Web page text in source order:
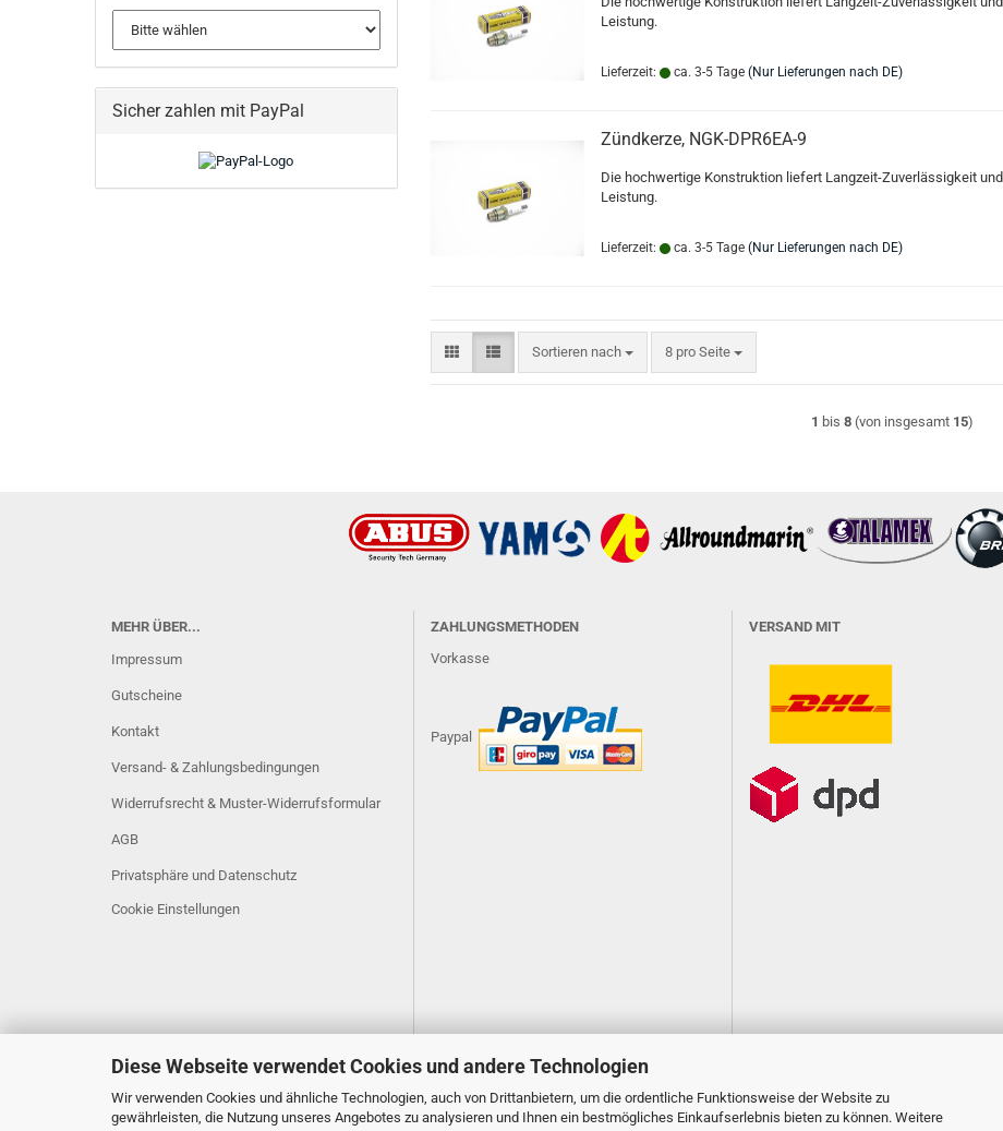
Diese Webseite verwendet Cookies und andere Technologien
Wir verwenden Cookies und ähnliche Technologien, auch von Drittanbietern, um die ordentliche Funktionsweise der Website zu
gewährleisten, die Nutzung unseres Angebotes zu analysieren und Ihnen ein bestmögliches Einkaufserlebnis bieten zu können. Weitere
Leistung.
Lieferzeit: ca. 3-5 Tage (Nur Lieferungen nach DE)
Zündkerze, NGK-DPR6EA-9
Die hochwertige Konstruktion liefert Langzeit-Zuverlässigkeit und
Leistung.
Lieferzeit: ca. 3-5 Tage (Nur Lieferungen nach DE)
Sortieren nach
Sortieren nach 8 pro Seite
pro Seite
1 bis 8(von insgesamt 15)
Sicher zahlen mit PayPal
MEHR ÜBER...
Impressum
Gutscheine
Kontakt
Versand- & Zahlungsbedingungen
Widerrufsrecht & Muster-Widerrufsformular
AGB
Privatsphäre und Datenschutz
Cookie Einstellungen
ZAHLUNGSMETHODEN
Vorkasse
Paypal
VERSAND MIT